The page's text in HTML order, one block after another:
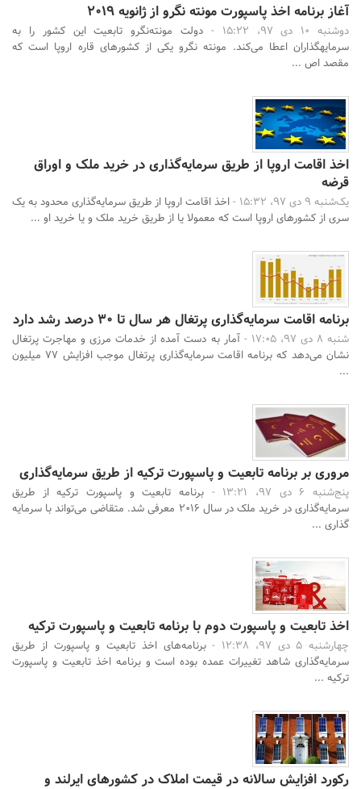
آغاز برنامه اخذ پاسپورت مونته نگرو از ژانویه 2019
دوشنبه 10 دی 97، 15:22 -
دولت مونته‌نگرو تابعیت این کشور را به
سرمایه‎گذاران اعطا می‌کند. مونته نگرو یکی از کشورهای قاره اروپا است که
مقصد اص ...
اخذ اقامت اروپا از طریق سرمایه‌گذاری در خرید ملک و اوراق
قرضه
یک‌شنبه 9 دی 97، 15:32 -
اخذ اقامت اروپا از طریق سرمایه‌گذاری محدود به یک
سری از کشورهای اروپا است که معمولا یا از طریق خرید ملک و یا خرید او ...
برنامه اقامت سرمایه‌گذاری پرتغال هر سال تا 30 درصد رشد دارد
شنبه 8 دی 97، 17:05 -
آمار به دست آمده از خدمات مرزی و مهاجرت پرتغال
نشان می‌دهد که برنامه اقامت سرمایه‌گذاری پرتغال موجب افزایش 77 میلیون
...
مروری بر برنامه تابعیت و پاسپورت ترکیه از طریق سرمایه‌گذاری
پنج‌شنبه 6 دی 97، 13:21 -
برنامه تابعیت و پاسپورت ترکیه از طریق
سرمایه‌گذاری در خرید ملک در سال 2016 معرفی شد. متقاضی می‌تواند با سرمایه
گذاری ...
اخذ تابعیت و پاسپورت دوم با برنامه تابعیت و پاسپورت ترکیه
چهارشنبه 5 دی 97، 12:38 -
برنامه‌های اخذ تابعیت و پاسپورت از طریق
سرمایه‌گذاری شاهد تغییرات عمده بوده است و برنامه اخذ تابعیت و پاسپورت
ترکیه ...
رکورد افزایش سالانه در قیمت املاک در کشورهای ایرلند و